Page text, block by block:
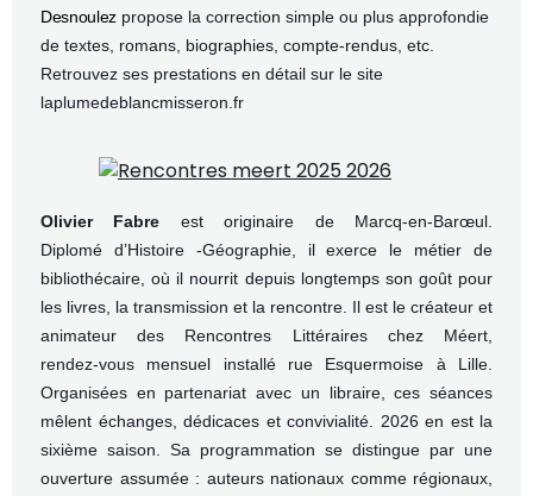
Desnoulez propose la correction simple ou plus approfondie
de textes, romans, biographies, compte-rendus, etc.
Retrouvez ses prestations en détail sur le site
laplumedeblancmisseron.fr
Olivier Fabre est originaire de Marcq‑en‑Barœul.
Diplomé d’Histoire -Géographie, il exerce le métier de
bibliothécaire, où il nourrit depuis longtemps son goût pour
les livres, la transmission et la rencontre. Il est le créateur et
animateur des Rencontres Littéraires chez Méert,
rendez‑vous mensuel installé rue Esquermoise à Lille.
Organisées en partenariat avec un libraire, ces séances
mêlent échanges, dédicaces et convivialité. 2026 en est la
sixième saison. Sa programmation se distingue par une
ouverture assumée : auteurs nationaux comme régionaux,